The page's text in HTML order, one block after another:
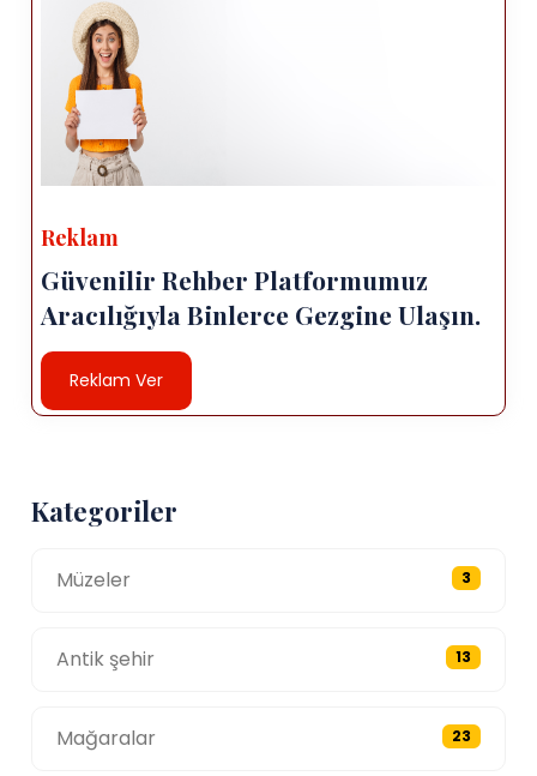
Reklam
Güvenilir Rehber Platformumuz
Aracılığıyla Binlerce Gezgine Ulaşın.
Reklam Ver
Kategoriler
Müzeler 3
Antik şehir 13
Mağaralar 23